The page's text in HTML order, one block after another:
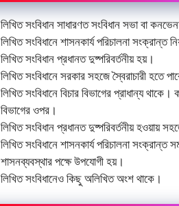
লিখিত সংবিধান সাধারণত সংবিধান সভা বা
লিখিত সংবিধানে শাসনকার্য পরিচালনা
লিখিত সংবিধান প্রধানত দুষ্পরিবর্তনীয় হয়।
লিখিত সংবিধানে সরকার সহজে স্বৈরাচারী হতে
লিখিত সংবিধানে বিচার বিভাগের প্রাধান্য
বিভাগের ওপর।
লিখিত সংবিধান প্রধানত দুষ্পরিবর্তনীয় হওয়ায়
লিখিত সংবিধানে শাসনকার্য পরিচালনা
শাসনব্যবস্থার পক্ষে উপযােগী হয়।
লিখিত সংবিধানেও কিছু অলিখিত অংশ থাকে।